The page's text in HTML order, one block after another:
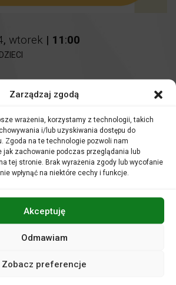
Zarządzaj zgodą
wrażenia, korzystamy z technologii, takich
i/lub uzyskiwania dostępu do
Zgoda na te technologie pozwoli nam
jak zachowanie podczas przeglądania lub
tej stronie. Brak wyrażenia zgody lub wycofanie
wpłynąć na niektóre cechy i funkcje.
Akceptuję
Odmawiam
Zobacz preferencje
, wtorek | 11:00
grup uczestniczą w zajęciach
instytucja. Gdzie ucho przyłożysz
lub audycję muzyczną w Sali